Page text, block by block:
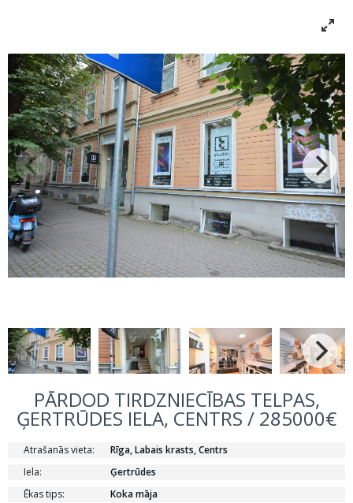
PĀRDOD TIRDZNIECĪBAS TELPAS,
ĢERTRŪDES IELA, CENTRS / 285000€
Atrašanās vieta:
Rīga, Labais krasts, Centrs
Iela:
Ģertrūdes
Ēkas tips:
Koka māja